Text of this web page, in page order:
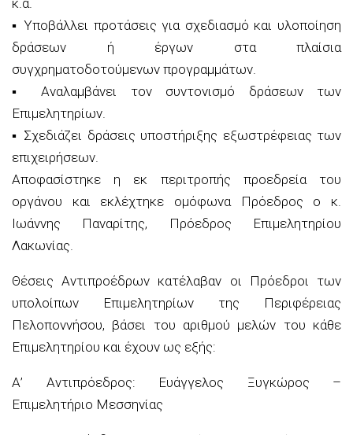
▪Υποβάλλει προτάσεις για σχεδιασμό και υλοποίηση
δράσεων ή έργων στα πλαίσια
συγχρηματοδοτούμενων προγραμμάτων.
▪ Αναλαμβάνει τον συντονισμό δράσεων των
Επιμελητηρίων.
▪ Σχεδιάζει δράσεις υποστήριξης εξωστρέφειας των
επιχειρήσεων.
Αποφασίστηκε η εκ περιτροπής προεδρεία του
οργάνου και
εκλέχτηκε ομόφωνα Πρόεδρος ο κ.
Ιωάννης Παναρίτης,
Πρόεδρος Επιμελητηρίου
Λακωνίας.
Θέσεις Αντιπροέδρων κατέλαβαν οι Πρόεδροι των
υπολοίπων Επιμελητηρίων της Περιφέρειας
Πελοποννήσου, βάσει του αριθμού μελών του κάθε
Επιμελητηρίου και έχουν ως εξής:
Α’ Αντιπρόεδρος: Ευάγγελος Ξυγκώρος –
Επιμελητήριο Μεσσηνίας